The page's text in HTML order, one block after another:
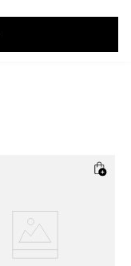
Beige
Hecho en Colombia